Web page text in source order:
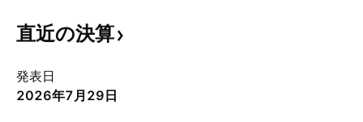
直近の決算
発表日
2026年7月29日